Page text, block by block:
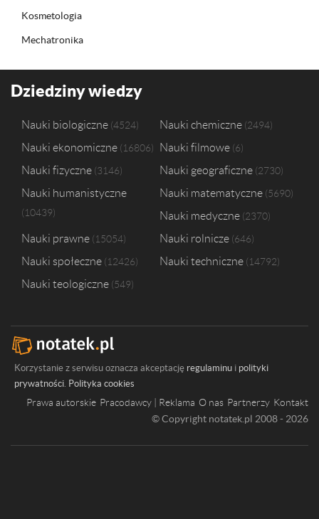
Kosmetologia
Mechatronika
Dziedziny wiedzy
Nauki biologiczne 4524 Nauki chemiczne 2494
Nauki ekonomiczne 16806 Nauki filmowe 6
Nauki fizyczne 3146 Nauki geograficzne 2730
Nauki humanistyczne
10439
Nauki matematyczne 5690
Nauki medyczne 2370
Nauki prawne 15054 Nauki rolnicze 646
Nauki społeczne 12426 Nauki techniczne 14792
Nauki teologiczne 549
Korzystanie z serwisu oznacza akceptację regulaminu i polityki
prywatności. Polityka cookies
Prawa autorskie Pracodawcy | Reklama O nas Partnerzy Kontakt
© Copyright notatek.pl 2008 - 2026